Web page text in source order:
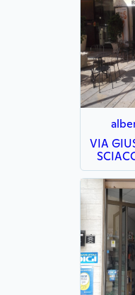
VIA